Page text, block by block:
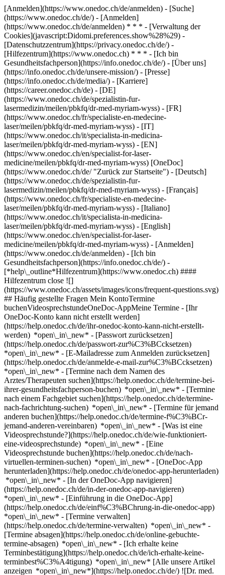
[Anmelden](https://www.onedoc.ch/de/anmelden) - [Suche]
(https://www.onedoc.ch/de/) - [Anmelden]
(https://www.onedoc.ch/de/anmelden) * * * - [Verwaltung der
Cookies](javascript:Didomi.preferences.show%28%29) -
[Datenschutzzentrum](https://privacy.onedoc.ch/de/) -
[Hilfezentrum](https://www.onedoc.ch) * * * - [Ich bin
Gesundheitsfachperson](https://info.onedoc.ch/de/) - [Über uns]
(https://info.onedoc.ch/de/unsere-mission/) - [Presse]
(https://info.onedoc.ch/de/media/) - [Karriere]
(https://career.onedoc.ch/de) - [DE]
(https://www.onedoc.ch/de/spezialistin-fur-
lasermedizin/meilen/pbkfq/dr-med-myriam-wyss) - [FR]
(https://www.onedoc.ch/fr/specialiste-en-medecine-
laser/meilen/pbkfq/dr-med-myriam-wyss) - [IT]
(https://www.onedoc.ch/it/specialista-in-medicina-
laser/meilen/pbkfq/dr-med-myriam-wyss) - [EN]
(https://www.onedoc.ch/en/specialist-for-laser-
medicine/meilen/pbkfq/dr-med-myriam-wyss) [OneDoc]
(https://www.onedoc.ch/de/ "Zurück zur Startseite") - [Deutsch]
(https://www.onedoc.ch/de/spezialistin-fur-
lasermedizin/meilen/pbkfq/dr-med-myriam-wyss) - [Français]
(https://www.onedoc.ch/fr/specialiste-en-medecine-
laser/meilen/pbkfq/dr-med-myriam-wyss) - [Italiano]
(https://www.onedoc.ch/it/specialista-in-medicina-
laser/meilen/pbkfq/dr-med-myriam-wyss) - [English]
(https://www.onedoc.ch/en/specialist-for-laser-
medicine/meilen/pbkfq/dr-med-myriam-wyss) - [Anmelden]
(https://www.onedoc.ch/de/anmelden) - [Ich bin
Gesundheitsfachperson](https://info.onedoc.ch/de/) -
[*help\_outline*Hilfezentrum](https://www.onedoc.ch) ####
Hilfezentrum close ![]
(https://www.onedoc.ch/assets/images/icons/frequent-questions.svg)
## Häufig gestellte Fragen Mein KontoTermine
buchenVideosprechstundeOneDoc-AppMeine Termine - [Ihr
OneDoc-Konto kann nicht erstellt werden]
(https://help.onedoc.ch/de/ihr-onedoc-konto-kann-nicht-erstellt-
werden) *open\_in\_new* - [Passwort zurücksetzen]
(https://help.onedoc.ch/de/passwort-zur%C3%BCcksetzen)
*open\_in\_new* - [E-Mailadresse zum Anmelden zurücksetzen]
(https://help.onedoc.ch/de/anmelde-e-mail-zur%C3%BCcksetzen)
*open\_in\_new* - [Termine nach dem Namen des
Arztes/Therapeuten suchen](https://help.onedoc.ch/de/termine-bei-
ihrer-gesundheitsfachperson-buchen) *open\_in\_new* - [Termine
nach einem Fachgebiet suchen](https://help.onedoc.ch/de/termine-
nach-fachrichtung-suchen) *open\_in\_new* - [Termine für jemand
anderen buchen](https://help.onedoc.ch/de/termine-f%C3%BCr-
jemand-anderen-vereinbaren) *open\_in\_new* - [Was ist eine
Videosprechstunde?](https://help.onedoc.ch/de/wie-funktioniert-
eine-videosprechstunde) *open\_in\_new* - [Eine
Videosprechstunde buchen](https://help.onedoc.ch/de/nach-
virtuellen-terminen-suchen) *open\_in\_new* - [OneDoc-App
herunterladen](https://help.onedoc.ch/de/onedoc-app-herunterladen)
*open\_in\_new* - [In der OneDoc-App navigieren]
(https://help.onedoc.ch/de/in-der-onedoc-app-navigieren)
*open\_in\_new* - [Einführung in die OneDoc-App]
(https://help.onedoc.ch/de/einf%C3%BChrung-in-die-onedoc-app)
*open\_in\_new* - [Termine verwalten]
(https://help.onedoc.ch/de/termine-verwalten) *open\_in\_new* -
[Termine absagen](https://help.onedoc.ch/de/online-gebuchte-
termine-absagen) *open\_in\_new* - [Ich erhalte keine
Terminbestätigung](https://help.onedoc.ch/de/ich-erhalte-keine-
terminbest%C3%A4tigung) *open\_in\_new* [Alle unsere Artikel
anzeigen *open\_in\_new*](https://help.onedoc.ch/de/) ![Dr. med.